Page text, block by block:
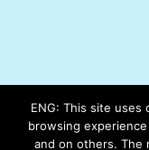
ENG: This site
browsing
and on others. The